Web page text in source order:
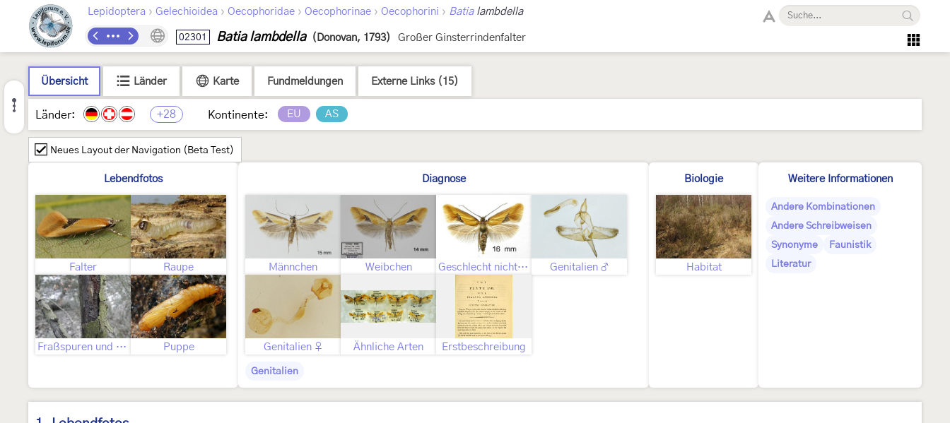
Lepidoptera › Gelechioidea › Oecophoridae › Oecophorinae › Oecophorini › Batialambdella
02301 Batia lambdella (Donovan, 1793) Großer Ginsterrindenfalter
Übersicht Länder Karte Fundmeldungen Externe Links (15)
Länder: +28 Kontinente: EU AS
Neues Layout der Navigation (Beta Test)
Lebendfotos
Falter Raupe
Fraßspuren und Befallsbild Puppe
Diagnose
Männchen Weibchen Geschlecht nicht bestimmt Genitalien ♂
Genitalien ♀ Ähnliche Arten Erstbeschreibung
Genitalien
Biologie
Habitat
Weitere Informationen
Andere Kombinationen
Andere Schreibweisen
Synonyme
Faunistik
Literatur